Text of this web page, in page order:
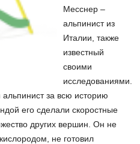
Месснер –
альпинист из
Италии, также
известный
своими
исследованиями.
за всю историю
его сделали скоростные
других вершин. Он не
не готовил